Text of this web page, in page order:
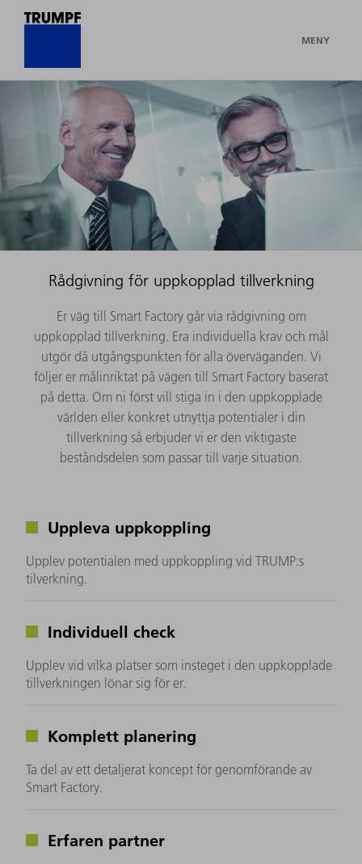
MENY
Rådgivning för uppkopplad tillverkning
Er väg till Smart Factory går via rådgivning om
uppkopplad tillverkning. Era individuella krav och mål
utgör då utgångspunkten för alla överväganden. Vi
följer er målinriktat på vägen till Smart Factory baserat
på detta. Om ni först vill stiga in i den uppkopplade
världen eller konkret utnyttja potentialer i din
tillverkning så erbjuder vi er den viktigaste
beståndsdelen som passar till varje situation.
Uppleva uppkoppling
Upplev potentialen med uppkoppling vid TRUMP:s
tilverkning.
Individuell check
Upplev vid vilka platser som insteget i den uppkopplade
tillverkningen lönar sig för er.
Komplett planering
Ta del av ett detaljerat koncept för genomförande av
Smart Factory.
Erfaren partner